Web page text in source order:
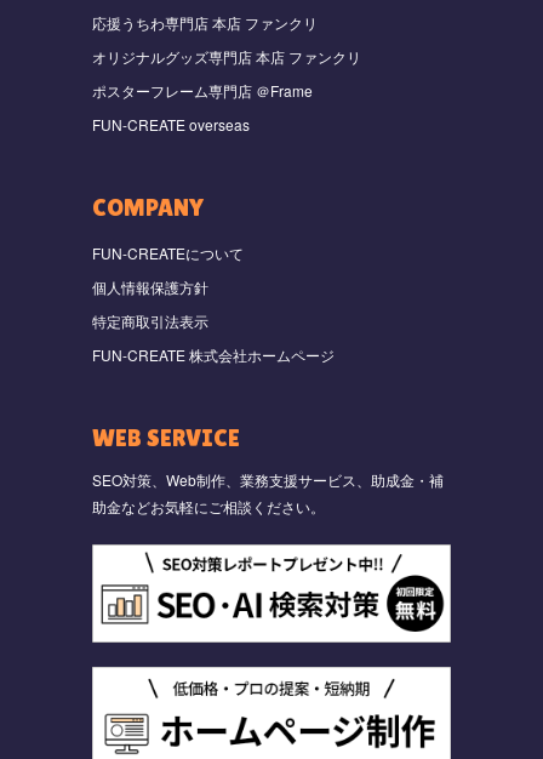
応援うちわ専門店 本店 ファンクリ
オリジナルグッズ専門店 本店 ファンクリ
ポスターフレーム専門店 ＠Frame
FUN-CREATE overseas
COMPANY
FUN-CREATEについて
個人情報保護方針
特定商取引法表示
FUN-CREATE 株式会社ホームページ
WEB SERVICE
SEO対策、Web制作、業務支援サービス、助成金・補
助金などお気軽にご相談ください。